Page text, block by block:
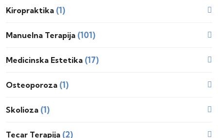
Kiropraktika (1)
Manuelna Terapija (101)
Medicinska Estetika (17)
Osteoporoza (1)
Skolioza (1)
Tecar Terapija (2)